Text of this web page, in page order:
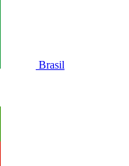
Brasil